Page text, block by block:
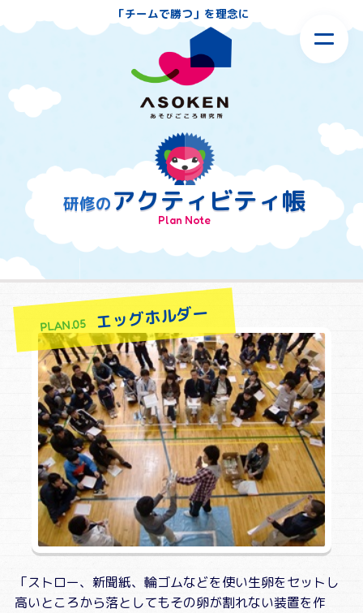
「チームで勝つ」を理念に
研修のアクティビティ帳
Plan Note
PLAN.05 エッグホルダー
「ストロー、新聞紙、輪ゴムなどを使い生卵をセットし
高いところから落としてもその卵が割れない装置を作